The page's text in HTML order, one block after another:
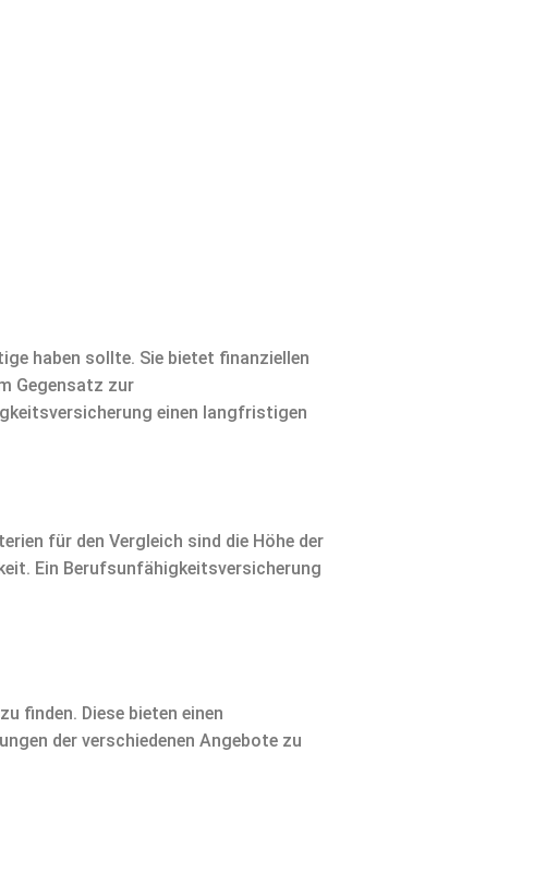
haben sollte. Sie bietet finanziellen
Gegensatz zur
einen langfristigen
für den Vergleich sind die Höhe der
Ein Berufsunfähigkeitsversicherung
finden. Diese bieten einen
der verschiedenen Angebote zu